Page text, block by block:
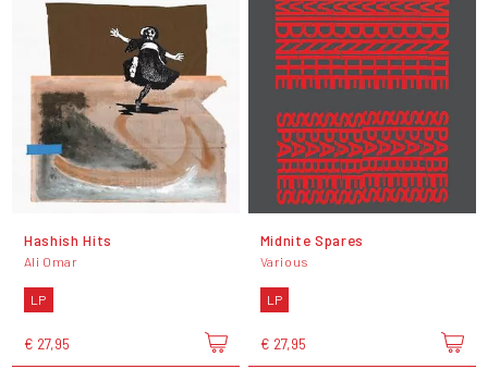
Hashish Hits
Ali Omar
LP
€ 27,95
Midnite Spares
Various
LP
€ 27,95